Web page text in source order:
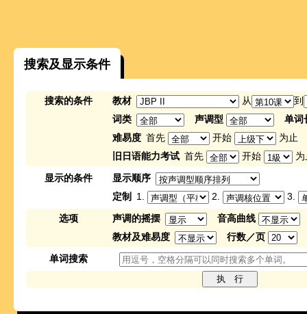
搜索及显示条件
搜索的条件 教材 从
到
词类
声调型
单词
难易度 首先 开始
为止
旧日语能力考试 首先 开始
显示的条件
显示顺序
定制
1. 2.
3.
选项
声调的摇摆
音高曲线
教材及难易度
行数／页
单词搜索